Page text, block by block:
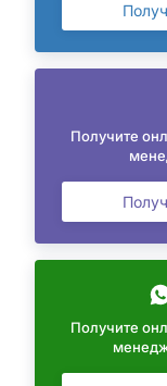
Получите
Получите